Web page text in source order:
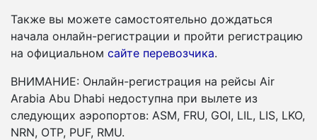
Также вы можете самостоятельно дождаться
начала онлайн-регистрации и пройти регистрацию
на официальном сайте перевозчика.
ВНИМАНИЕ: Онлайн-регистрация на рейсы Air
Arabia Abu Dhabi недоступна при вылете из
следующих аэропортов: ASM, FRU, GOI, LIL, LIS, LKO,
NRN, OTP, PUF, RMU.